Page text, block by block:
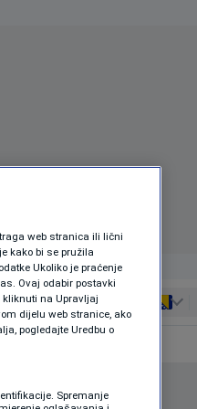
web stranica ili lični
kako bi se pružila
Ukoliko je praćenje
Ovaj odabir postavki
kliknuti na Upravljaj
dijelu web stranice, ako
pogledajte Uredbu o
Spremanje